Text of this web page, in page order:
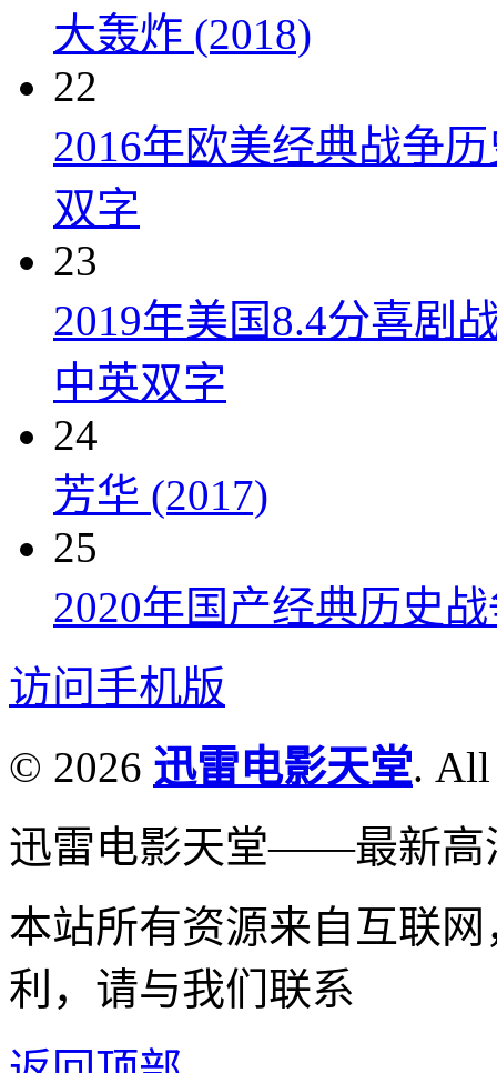
大轰炸 (2018)
22
2016年欧美经典战争
双字
23
2019年美国8.4分喜剧
中英双字
24
芳华 (2017)
25
2020年国产经典历史
访问手机版
© 2026 迅雷电影天堂. All
迅雷电影天堂——最新高
本站所有资源来自互联
利，请与我们联系